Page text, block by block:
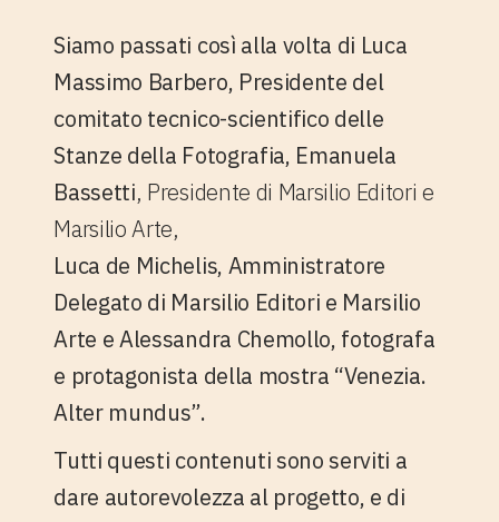
Siamo passati così alla volta di Luca
Massimo Barbero, Presidente del
comitato tecnico-scientifico delle
Stanze della Fotografia, Emanuela
Bassetti, Presidente di Marsilio Editori e
Marsilio Arte,
Luca de Michelis, Amministratore
Delegato di Marsilio Editori e Marsilio
Arte eAlessandra Chemollo, fotografa
e protagonista della mostra “Venezia.
Alter mundus”.
Tutti questi contenuti sono serviti a
dare autorevolezza al progetto, e di